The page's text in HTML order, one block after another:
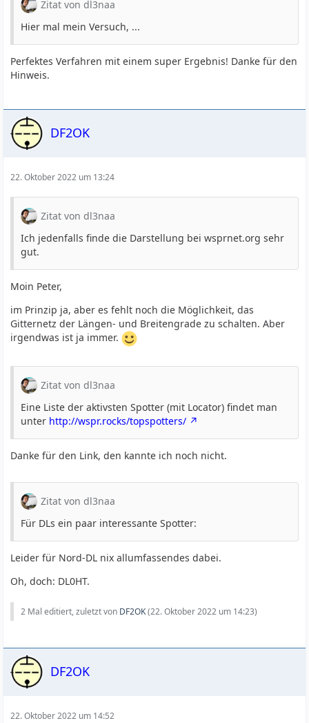
Zitat von dl3naa
Hier mal mein Versuch, ...
Perfektes Verfahren mit einem super Ergebnis! Danke für den
Hinweis.
DF2OK
22. Oktober 2022 um 13:24
Zitat von dl3naa
Ich jedenfalls finde die Darstellung bei wsprnet.org sehr
gut.
Moin Peter,
im Prinzip ja, aber es fehlt noch die Möglichkeit, das
Gitternetz der Längen- und Breitengrade zu schalten. Aber
irgendwas ist ja immer.
Zitat von dl3naa
Eine Liste der aktivsten Spotter (mit Locator) findet man
unter http://wspr.rocks/topspotters/
Danke für den Link, den kannte ich noch nicht.
Zitat von dl3naa
Für DLs ein paar interessante Spotter:
Leider für Nord-DL nix allumfassendes dabei.
Oh, doch: DL0HT.
2 Mal editiert, zuletzt von DF2OK(22. Oktober 2022 um 14:23)
DF2OK
22. Oktober 2022 um 14:52